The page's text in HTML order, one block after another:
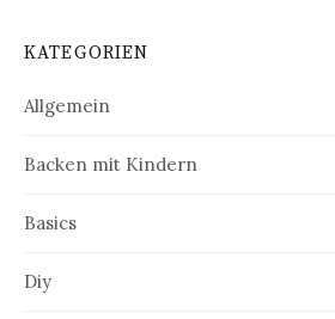
g
a
t
o
n
KATEGORIEN
Allgemein
Backen mit Kindern
Basics
Diy